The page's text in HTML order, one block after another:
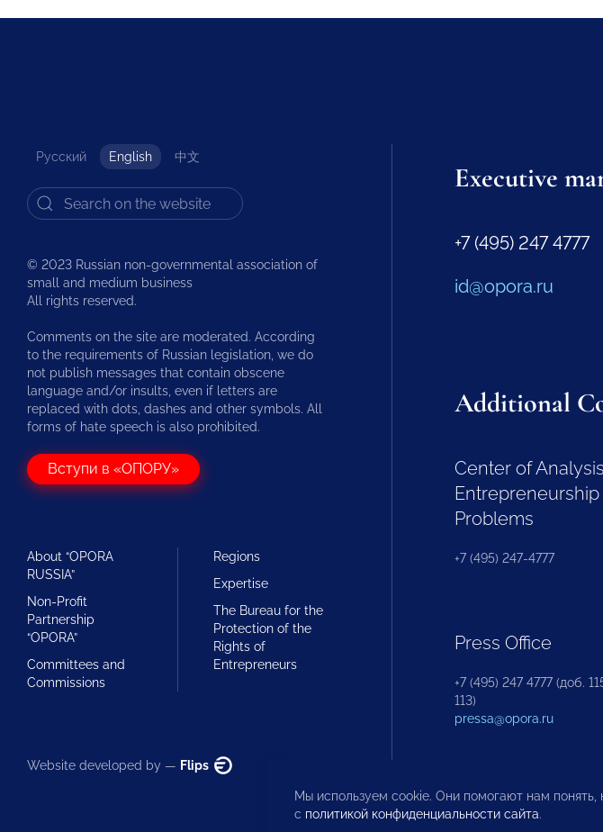
Русский English 中文
© 2023 Russian non-governmental association of
small and medium business
All rights reserved.
Comments on the site are moderated. According
to the requirements of Russian legislation, we do
not publish messages that contain obscene
language and/or insults, even if letters are
replaced with dots, dashes and other symbols. All
forms of hate speech is also prohibited.
Вступи в «ОПОРУ»
About “OPORA
RUSSIA”
Non-Profit
Partnership
“OPORA”
Committees and
Commissions
Regions
Expertise
The Bureau for the
Protection of the
Rights of
Entrepreneurs
Website developed by — Flips
Executive
+7 (495) 247 4777
id@opora.ru
Additional
Center of
Entrepreneurship
Problems
+7 (495) 247-4777
Press Office
+7 (495) 247 4777 (доб.
113)
pressa@opora.ru
Мы используем cookie. Они помогают нам понять,
с политикой конфиденциальности сайта.